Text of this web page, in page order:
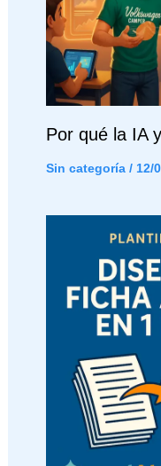
Por qué la IA
Sin categoría/ 12/